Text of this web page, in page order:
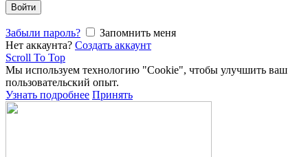
Войти
Забыли пароль?
Запомнить меня
Нет аккаунта? Создать аккаунт
Scroll To Top
Мы используем технологию "Cookie", чтобы улучшить ваш
пользовательский опыт.
Узнать подробнее Принять